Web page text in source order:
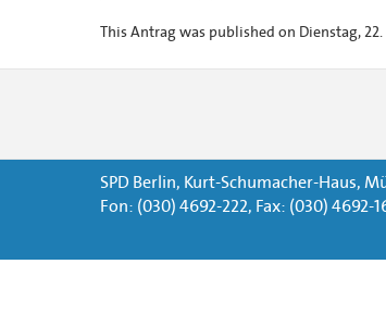
This Antrag was published on Dienstag,
SPD Berlin, Kurt-Schumacher-Haus,
Fon: (030) 4692-222, Fax: (030) 4692-